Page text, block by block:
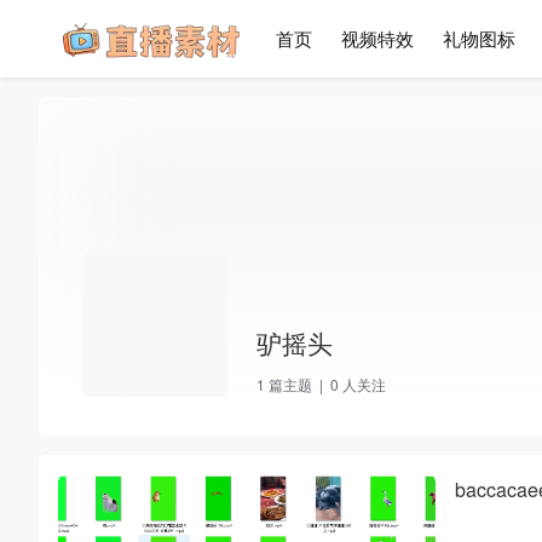
首页 视频特效 礼物图标
驴摇头
1 篇主题 | 0 人关注